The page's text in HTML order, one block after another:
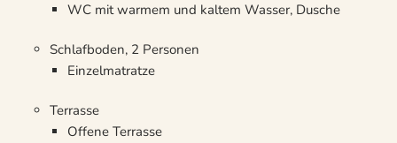
WC mit warmem und kaltem Wasser, Dusche
Schlafboden, 2 Personen
Einzelmatratze
Terrasse
Offene Terrasse